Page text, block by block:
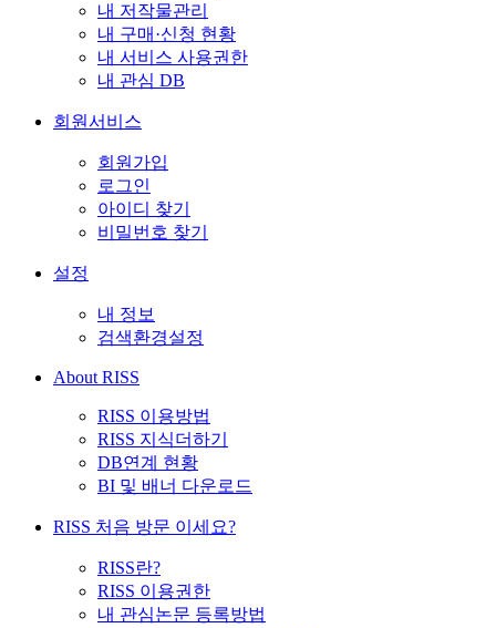
내 저작물관리
내 구매·신청 현황
내 서비스 사용권한
내 관심 DB
회원서비스
회원가입
로그인
아이디 찾기
비밀번호 찾기
설정
내 정보
검색환경설정
About RISS
RISS 이용방법
RISS 지식더하기
DB연계 현황
BI 및 배너 다운로드
RISS 처음 방문 이세요?
RISS란?
RISS 이용권한
내 관심논문 등록방법